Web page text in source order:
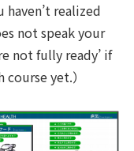
haven’t realized
not speak your
not fully ready’ if
yet.）